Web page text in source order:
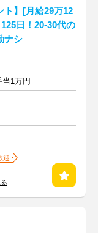
ト】[月給29万12
日！20-30代の
ナシ
1万円
迎